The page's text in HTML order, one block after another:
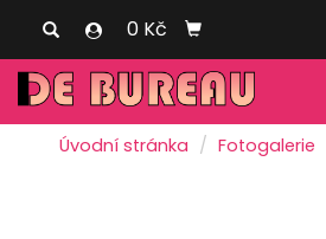
0 Kč
Úvodní stránka Fotogalerie